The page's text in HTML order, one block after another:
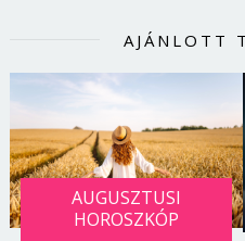
AJÁNLOTT
AUGUSZTUSI
HOROSZKÓP